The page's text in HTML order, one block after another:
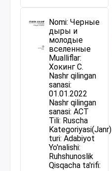
Nomi: Черные
дыры и
молодые
вселенные
Mualliflar:
Хокинг С.
Nashr qilingan
sanasi:
01.01.2022
Nashr qilingan
sanasi: АСТ
Tili: Ruscha
Kategoriyasi(Janr)
turi: Adabiyot
Yo'nalishi:
Ruhshunoslik
Qisqacha ta'rifi: